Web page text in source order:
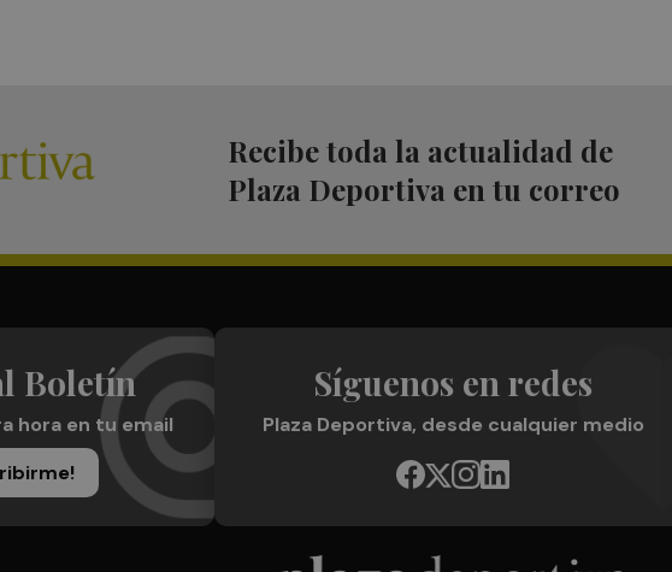
Recibe toda la actualidad de
Plaza Deportiva en tu correo
Boletín
hora en tu email
Síguenos en redes
Plaza Deportiva, desde cualquier medio